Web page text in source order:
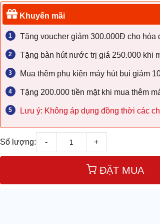
Khuyến mãi
Tặng voucher giảm 300.000Đ cho hóa
Tặng bàn hút nước trị giá 250.000 khi
Mua thêm phụ kiện máy hút bụi giảm
Tặng 200.000 tiền mặt khi mua thêm
Lưu ý: Không áp dụng đồng thời các
Số lượng: - +
ĐẶT MUA